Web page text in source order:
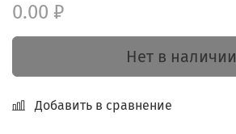
0.00 ₽
Нет в наличии
Добавить в сравнение